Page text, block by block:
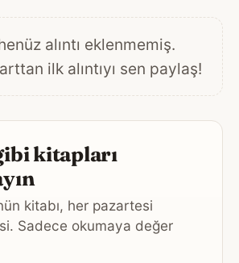
alıntı eklenmemiş.
ilk alıntıyı sen paylaş!
kitapları
kitabı, her pazartesi
Sadece okumaya değer